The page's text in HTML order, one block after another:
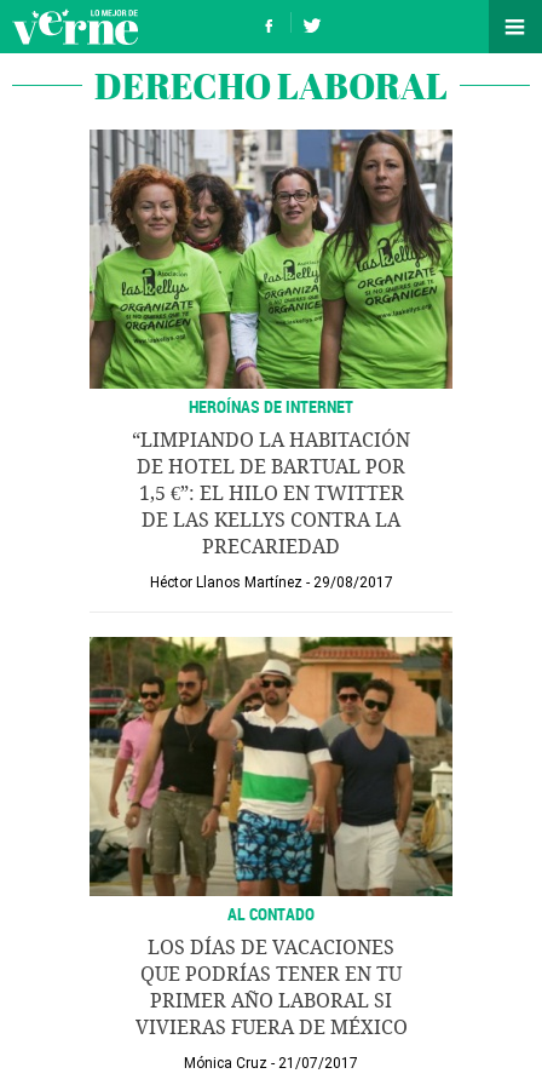
DERECHO LABORAL
HEROÍNAS DE INTERNET
“LIMPIANDO LA HABITACIÓN
DE HOTEL DE BARTUAL POR
1,5 €”: EL HILO EN TWITTER
DE LAS KELLYS CONTRA LA
PRECARIEDAD
Héctor Llanos Martínez 29/08/2017
AL CONTADO
LOS DÍAS DE VACACIONES
QUE PODRÍAS TENER EN TU
PRIMER AÑO LABORAL SI
VIVIERAS FUERA DE MÉXICO
Mónica Cruz 21/07/2017